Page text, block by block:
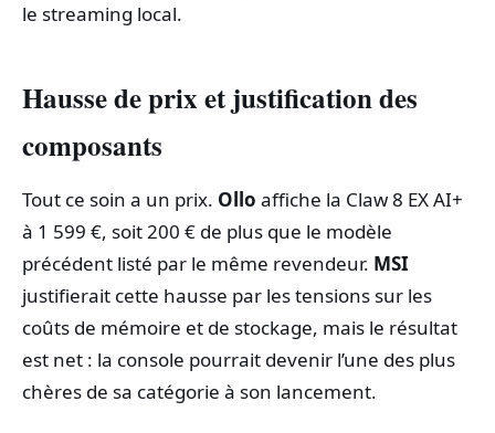
le streaming local.
Hausse de prix et justification des
composants
Tout ce soin a un prix. Ollo affiche la Claw 8 EX AI+
à 1 599 €, soit 200 € de plus que le modèle
précédent listé par le même revendeur. MSI
justifierait cette hausse par les tensions sur les
coûts de mémoire et de stockage, mais le résultat
est net : la console pourrait devenir l’une des plus
chères de sa catégorie à son lancement.